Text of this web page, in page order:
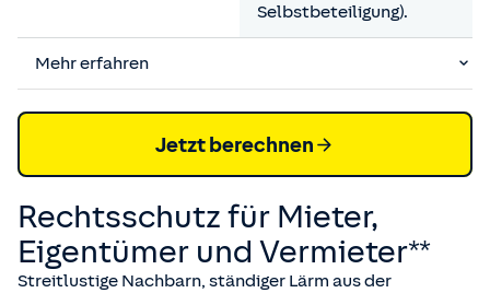
Selbstbeteiligung).
Mehr erfahren
Jetzt berechnen
Rechtsschutz für Mieter,
Eigentümer und Vermieter**
Streitlustige Nachbarn, ständiger Lärm aus der